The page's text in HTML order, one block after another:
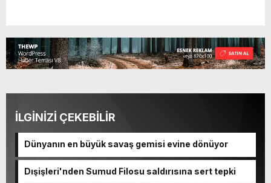
İLGİNİZİ ÇEKEBİLİR
Dünyanın en büyük savaş gemisi evine dönüyor
Dışişleri'nden Sumud Filosu saldırısına sert tepki